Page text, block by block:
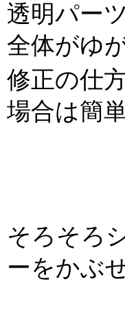
透明パー
全体がゆ
修正の仕
場合は簡
そろそろ
ーをかぶ